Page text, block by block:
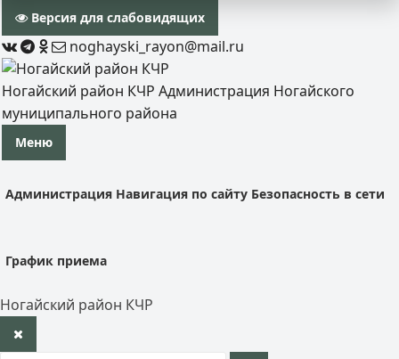
Версия для слабовидящих
noghayski_rayon@mail.ru
Ногайский район КЧР Администрация Ногайского
муниципального района
Меню
Администрация Навигация по сайту Безопасность в сети
График приема
Ногайский район КЧР